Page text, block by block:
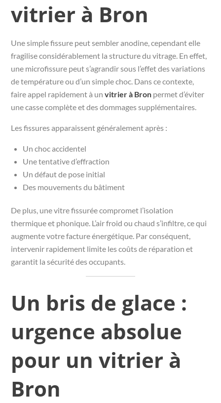
vitrier à Bron
Une simple fissure peut sembler anodine, cependant elle
fragilise considérablement la structure du vitrage. En effet,
une microfissure peut s’agrandir sous l’effet des variations
de température ou d’un simple choc. Dans ce contexte,
faire appel rapidement à unvitrier à Bron permet d’éviter
une casse complète et des dommages supplémentaires.
Les fissures apparaissent généralement après :
Un choc accidentel
Une tentative d’effraction
Un défaut de pose initial
Des mouvements du bâtiment
De plus, une vitre fissurée compromet l’isolation
thermique et phonique. L’air froid ou chaud s’infiltre, ce qui
augmente votre facture énergétique. Par conséquent,
intervenir rapidement limite les coûts de réparation et
garantit la sécurité des occupants.
Un bris de glace :
urgence absolue
pour un vitrier à
Bron